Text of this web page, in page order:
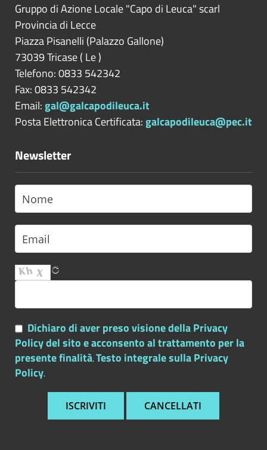
Gruppo di Azione Locale "Capo di Leuca" scarl
Provincia di Lecce
Piazza Pisanelli (Palazzo Gallone)
73039Tricase( Le)
Telefono: 0833 542342
Fax: 0833 542342
Email:gal@galcapodileuca.it
Posta Elettronica Certificata:galcapodileuca@pec.it
Newsletter
Dichiaro di aver preso visione della Privacy
Policy del sito e acconsento al trattamento per la
presente finalità.Testo integrale sulla Privacy
Policy.